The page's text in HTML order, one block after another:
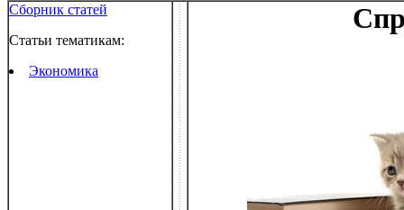
Сборник статей
Статьи тематикам:
Экономика